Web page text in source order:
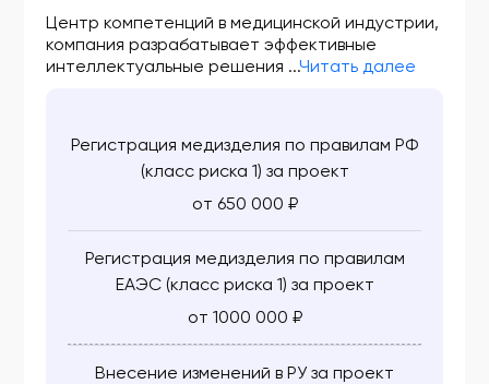
ФСР 2009/04352
ФСР 2009/04818
ФСР 2009/05263
ФСР 2009/05265
ФСР 2009/05283
ФСР 2009/05432
Центр компетенций в медицинской индустрии,
компания разрабатывает эффективные
интеллектуальные решения ...Читать далее
Регистрация медизделия по правилам РФ
(класс риска 1) за проект
от 650 000 ₽
Регистрация медизделия по правилам
ЕАЭС (класс риска 1) за проект
от 1000 000 ₽
Внесение изменений в РУ за проект